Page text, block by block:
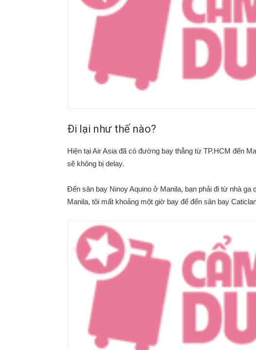
Đi lại như thế nào?
Hiện tại Air Asia đã có đường bay thẳng từ TP.HCM đến
sẽ không bị delay.
Đến sân bay Ninoy Aquino ở Manila, bạn phải đi từ nhà ga
Manila, tôi mất khoảng một giờ bay để đến sân bay